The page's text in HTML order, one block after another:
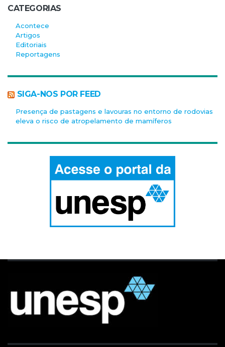
CATEGORIAS
Acontece
Artigos
Editoriais
Reportagens
SIGA-NOS POR FEED
Presença de pastagens e lavouras no entorno de rodovias
eleva o risco de atropelamento de mamíferos